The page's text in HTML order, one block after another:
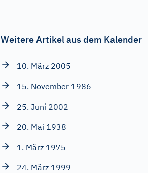
Weitere Artikel aus dem Kalender
10. März 2005
15. November 1986
25. Juni 2002
20. Mai 1938
1. März 1975
24. März 1999